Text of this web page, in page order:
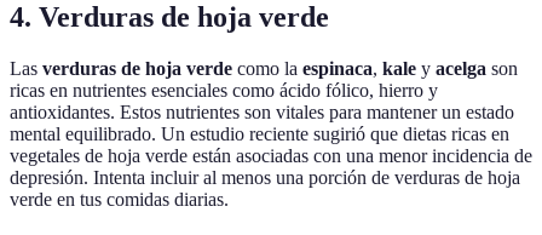
4. Verduras de hoja verde
Las verduras de hoja verde como la espinaca, kale y acelga son
ricas en nutrientes esenciales como ácido fólico, hierro y
antioxidantes. Estos nutrientes son vitales para mantener un estado
mental equilibrado. Un estudio reciente sugirió que dietas ricas en
vegetales de hoja verde están asociadas con una menor incidencia de
depresión. Intenta incluir al menos una porción de verduras de hoja
verde en tus comidas diarias.